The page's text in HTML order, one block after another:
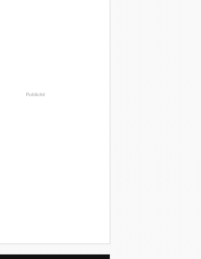
Publicité